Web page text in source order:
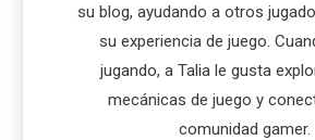
su blog, ayudando a otros
su experiencia de juego.
jugando, a Talia le gusta
mecánicas de juego y
comunidad gamer.